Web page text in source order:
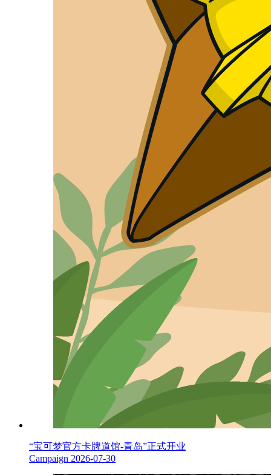
“宝可梦官方卡牌道馆-青岛”正式开业
Campaign 2026-07-30